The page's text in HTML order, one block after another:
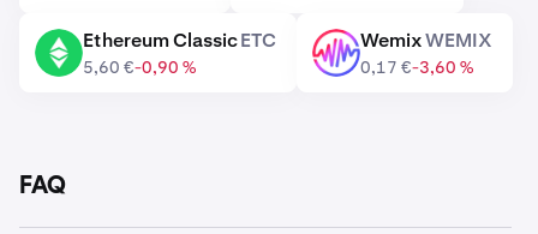
ETC Ethereum ClassicETC
5,60 €-0,90 %
WEMIX WemixWEMIX
0,17 €-3,60 %
FAQ